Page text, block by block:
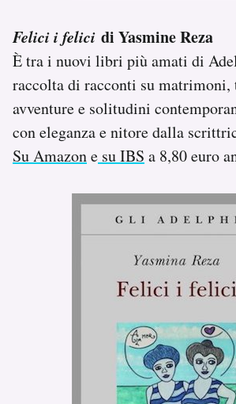
Felici i felici di Yasmine Reza
È tra i nuovi libri più amati di
raccolta di racconti su
avventure e solitudini
con eleganza e nitore dalla
Su Amazone su IBS a 8,80 euro